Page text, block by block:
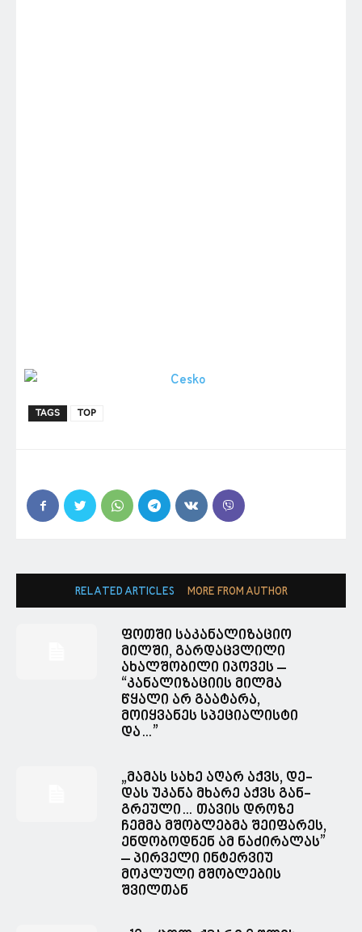
TAGS TOP
RELATED ARTICLES MORE FROM AUTHOR
ფოთში საკანალიზაციო
მილში, გარდაცვლილი
ახალშობილი იპოვეს –
“კანალიზაციის მილმა
წყალი არ გაატარა,
მოიყვანეს სპეციალისტი
და…”
„მა­მას სახე აღარ აქვს, დე­
დას უკა­ნა მხა­რე აქვს გან­
გრე­უ­ლი… თავის დროზე
ჩემმა მშობლებმა შეიფარეს,
ენდობოდნენ ამ ნაძირალას”
– პირველი ინტერვიუ
მოკლული მშობლების
შვილთან